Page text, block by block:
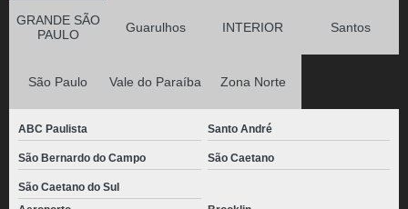
GRANDE SÃO
PAULO
Guarulhos INTERIOR Santos
São Paulo Vale do Paraíba Zona Norte
ABC Paulista Santo André
São Bernardo do Campo São Caetano
São Caetano do Sul